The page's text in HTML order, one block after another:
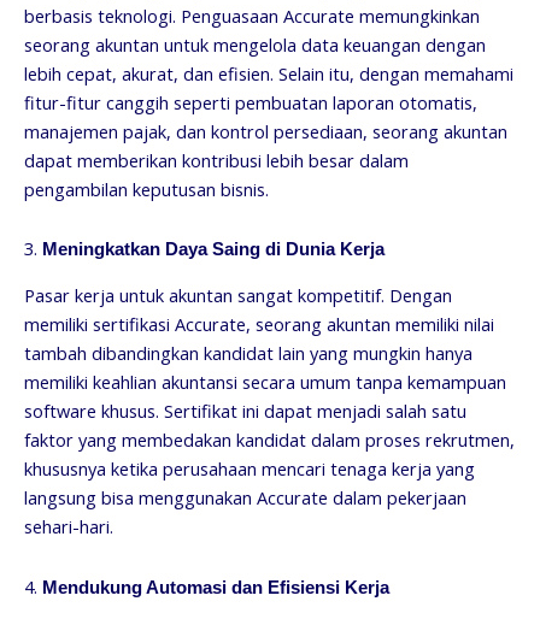
berbasis teknologi. Penguasaan Accurate memungkinkan
seorang akuntan untuk mengelola data keuangan dengan
lebih cepat, akurat, dan efisien. Selain itu, dengan memahami
fitur-fitur canggih seperti pembuatan laporan otomatis,
manajemen pajak, dan kontrol persediaan, seorang akuntan
dapat memberikan kontribusi lebih besar dalam
pengambilan keputusan bisnis.
3. Meningkatkan Daya Saing di Dunia Kerja
Pasar kerja untuk akuntan sangat kompetitif. Dengan
memiliki sertifikasi Accurate, seorang akuntan memiliki nilai
tambah dibandingkan kandidat lain yang mungkin hanya
memiliki keahlian akuntansi secara umum tanpa kemampuan
software khusus. Sertifikat ini dapat menjadi salah satu
faktor yang membedakan kandidat dalam proses rekrutmen,
khususnya ketika perusahaan mencari tenaga kerja yang
langsung bisa menggunakan Accurate dalam pekerjaan
sehari-hari.
4. Mendukung Automasi dan Efisiensi Kerja